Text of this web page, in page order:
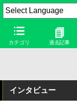
カテゴリ 過去記事
インタビュー